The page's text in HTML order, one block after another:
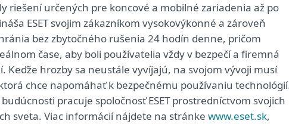
riešení určených pre koncové a mobilné zariadenia až po
ESET svojim zákazníkom vysokovýkonné a zároveň
bez zbytočného rušenia 24 hodín denne, pričom
čase, aby boli používatelia vždy v bezpečí a firemná
hrozby sa neustále vyvíjajú, na svojom vývoji musí
chce napomáhať k bezpečnému používaniu
pracuje spoločnosť ESET prostredníctvom svojich
sveta. Viac informácií nájdete na stránke www.eset.sk,